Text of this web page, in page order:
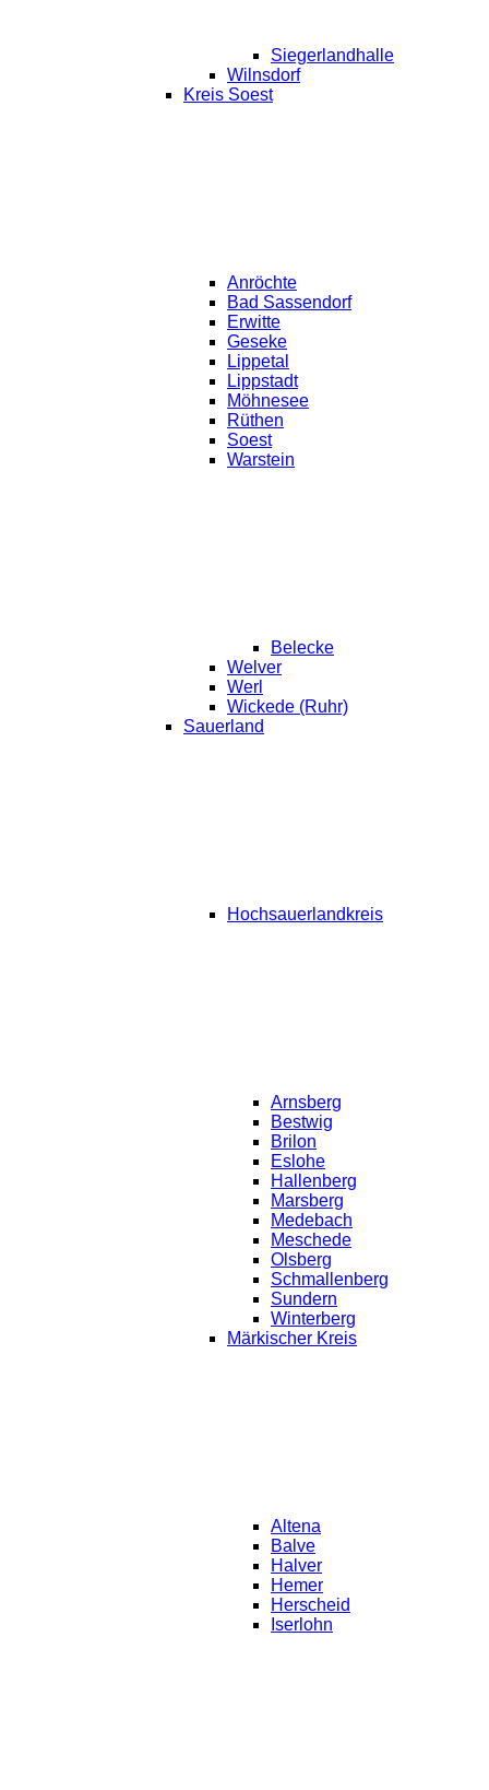
Siegerlandhalle
Wilnsdorf
Kreis Soest
Anröchte
Bad Sassendorf
Erwitte
Geseke
Lippetal
Lippstadt
Möhnesee
Rüthen
Soest
Warstein
Belecke
Welver
Werl
Wickede (Ruhr)
Sauerland
Hochsauerlandkreis
Arnsberg
Bestwig
Brilon
Eslohe
Hallenberg
Marsberg
Medebach
Meschede
Olsberg
Schmallenberg
Sundern
Winterberg
Märkischer Kreis
Altena
Balve
Halver
Hemer
Herscheid
Iserlohn